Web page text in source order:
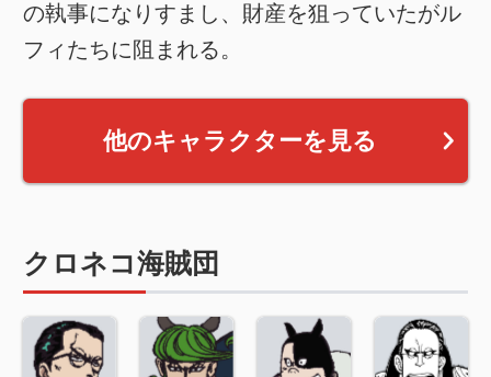
の執事になりすまし、財産を狙っていたがル
フィたちに阻まれる。
他のキャラクターを見る
クロネコ海賊団